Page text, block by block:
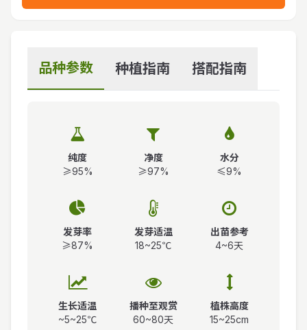
品种参数 种植指南 搭配指南
纯度
≥95%
净度
≥97%
水分
≤9%
发芽率
≥87%
发芽适温
18~25℃
出苗参考
4~6天
生长适温
~5~25℃
播种至观赏
60~80天
植株高度
15~25cm